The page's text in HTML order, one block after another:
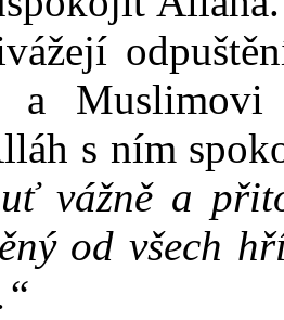
a
s ním
vážně a
od všech